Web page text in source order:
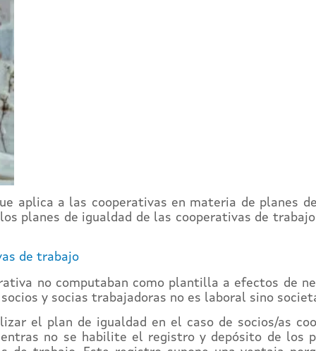
aplica a las cooperativas en materia de planes
planes de igualdad de las cooperativas de
de trabajo
no computaban como plantilla a efectos de
y socias trabajadoras no es laboral sino
el plan de igualdad en el caso de socios/as
no se habilite el registro y depósito de los